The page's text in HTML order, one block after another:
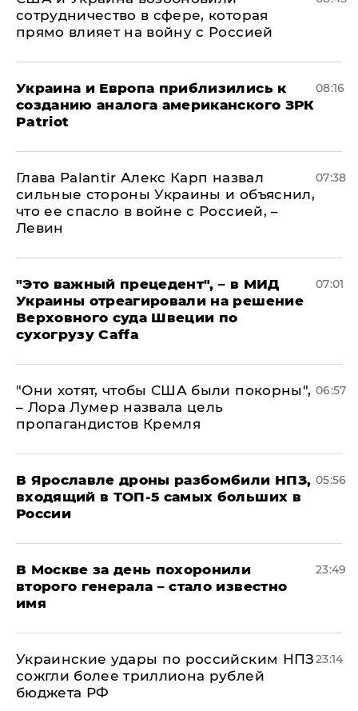
сотрудничество в сфере, которая
прямо влияет на войну с Россией
Украина и Европа приблизились к
созданию аналога американского ЗРК
Patriot
08:16
Глава Palantir Алекс Карп назвал
сильные стороны Украины и объяснил,
что ее спасло в войне с Россией, –
Левин
07:38
"Это важный прецедент", – в МИД
Украины отреагировали на решение
Верховного суда Швеции по
сухогрузу Caffa
07:01
"Они хотят, чтобы США были покорны",
– Лора Лумер назвала цель
пропагандистов Кремля
06:57
В Ярославле дроны разбомбили НПЗ,
входящий в ТОП-5 самых больших в
России
05:56
В Москве за день похоронили
второго генерала – стало известно
имя
23:49
Украинские удары по российским НПЗ
сожгли более триллиона рублей
бюджета РФ
23:14